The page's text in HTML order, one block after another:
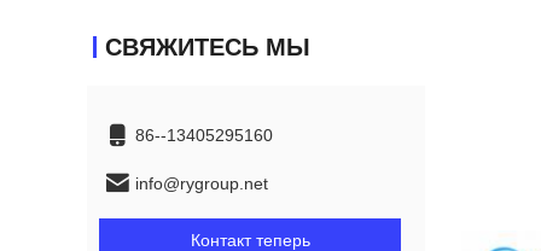
СВЯЖИТЕСЬ МЫ
86--13405295160
info@rygroup.net
Контакт теперь